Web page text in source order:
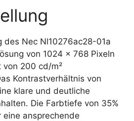
des Nec Nl10276ac28-01a
von 1024 x 768 Pixeln
von 200 cd/m²
Kontrastverhältnis von
klare und deutliche
Die Farbtiefe von 35%
eine ansprechende